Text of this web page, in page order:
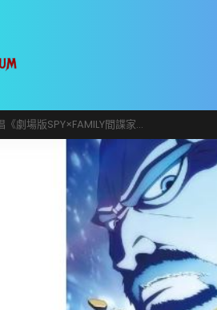
間諜家家酒CODE: White》主題曲，新預告片公開中